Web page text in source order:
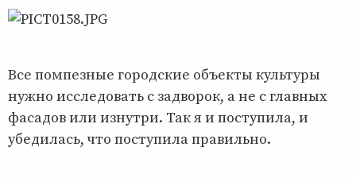
Все помпезные городские объекты культуры
нужно исследовать с задворок, а не с главных
фасадов или изнутри. Так я и поступила, и
убедилась, что поступила правильно.